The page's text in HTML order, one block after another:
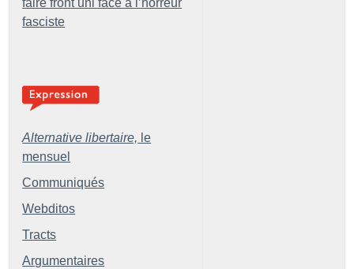
fasciste
Alternative libertaire, le
mensuel
Communiqués
Webditos
Tracts
Argumentaires